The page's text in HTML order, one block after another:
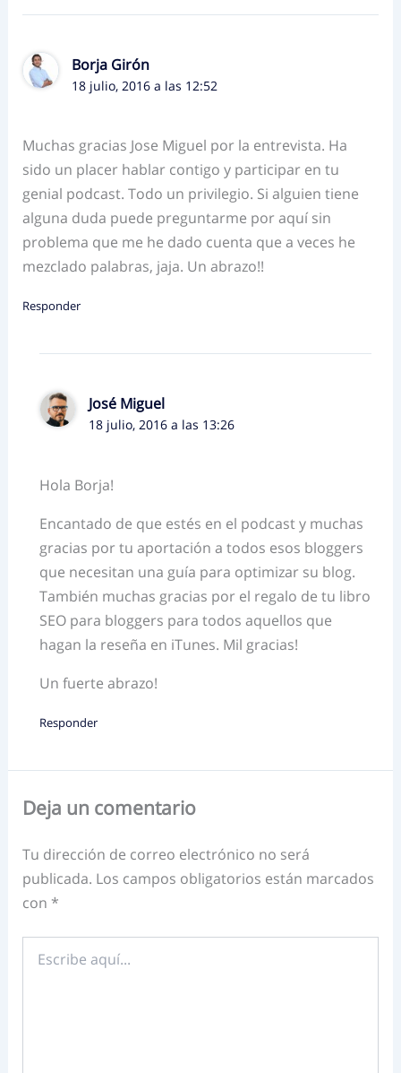
Borja Girón
18 julio, 2016 a las 12:52
Muchas gracias Jose Miguel por la entrevista. Ha
sido un placer hablar contigo y participar en tu
genial podcast. Todo un privilegio. Si alguien tiene
alguna duda puede preguntarme por aquí sin
problema que me he dado cuenta que a veces he
mezclado palabras, jaja. Un abrazo!!
Responder
José Miguel
18 julio, 2016 a las 13:26
Hola Borja!
Encantado de que estés en el podcast y muchas
gracias por tu aportación a todos esos bloggers
que necesitan una guía para optimizar su blog.
También muchas gracias por el regalo de tu libro
SEO para bloggers para todos aquellos que
hagan la reseña en iTunes. Mil gracias!
Un fuerte abrazo!
Responder
Deja un comentario
Tu dirección de correo electrónico no será
publicada. Los campos obligatorios están marcados
con *
aquí...